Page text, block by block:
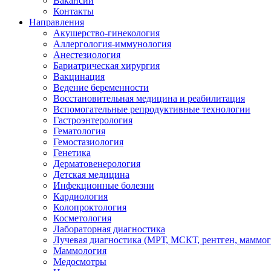
Контакты
Направления
Акушерство-гинекология
Аллергология-иммунология
Анестезиология
Бариатрическая хирургия
Вакцинация
Ведение беременности
Восстановительная медицина и реабилитация
Вспомогательные репродуктивные технологии
Гастроэнтерология
Гематология
Гемостазиология
Генетика
Дерматовенерология
Детская медицина
Инфекционные болезни
Кардиология
Колопроктология
Косметология
Лабораторная диагностика
Лучевая диагностика (МРТ, МСКТ, рентген,
Маммология
Медосмотры